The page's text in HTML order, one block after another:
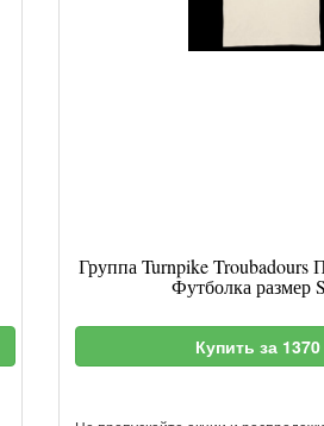
Группа Turnpike Troubadours
Футболка размер
Купить за 1370